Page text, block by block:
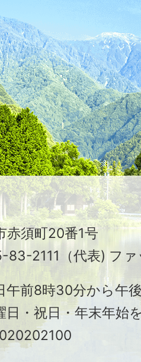
赤須町20番1号
83-2111（代表) フ
前8時30分から午
日・祝日・年末年始